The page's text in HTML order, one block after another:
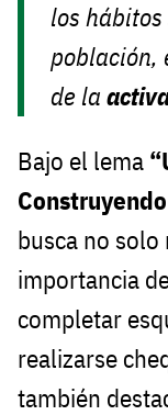
los
población,
de la
Bajo el lema
busca no
importancia
completar
realizarse
también